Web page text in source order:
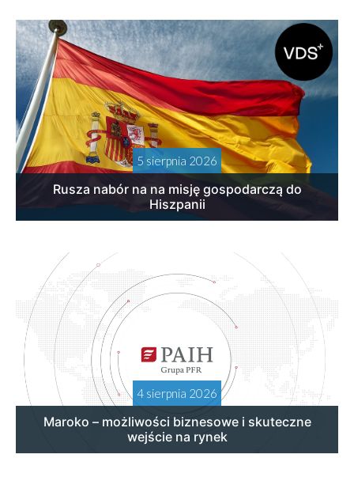
5 sierpnia 2026
Rusza nabór na na misję gospodarczą do
Hiszpanii
4 sierpnia 2026
Maroko – możliwości biznesowe i skuteczne
wejście na rynek